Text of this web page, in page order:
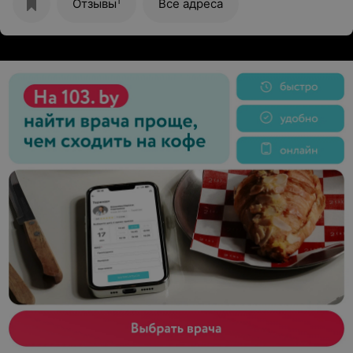
мою сумку и выставил из магазина!Это кошмар!
Отзывы Все адреса